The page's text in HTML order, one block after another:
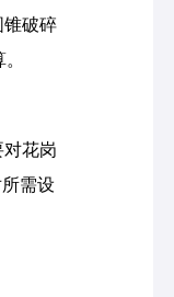
锥破碎
花岗
需设